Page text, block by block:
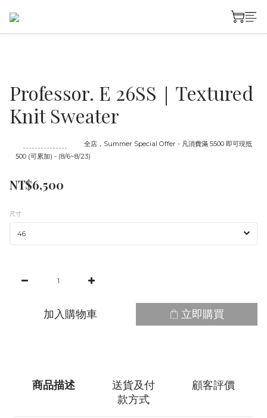
Professor. E 26SS｜Textured
Knit Sweater
全店，Summer Special Offer - 凡消費滿 5500 即可現抵
500 (可累加) - (8/6~8/23)
NT$6,500
尺寸
加入購物車 立即購買
商品描述
送貨及付
款方式
顧客評價